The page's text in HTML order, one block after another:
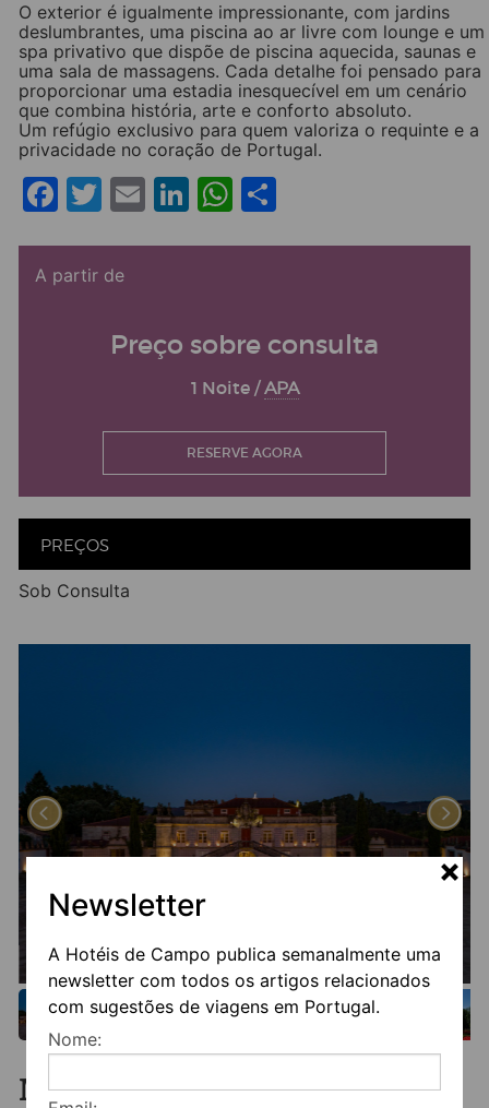
Newsletter
A Hotéis de Campo publica semanalmente uma
newsletter com todos os artigos relacionados
com sugestões de viagens em Portugal.
Nome:
O exterior é igualmente impressionante, com jardins
deslumbrantes, uma piscina ao ar livre com lounge e um
spa privativo que dispõe de piscina aquecida, saunas e
uma sala de massagens. Cada detalhe foi pensado para
proporcionar uma estadia inesquecível em um cenário
que combina história, arte e conforto absoluto.
Um refúgio exclusivo para quem valoriza o requinte e a
privacidade no coração de Portugal.
Facebook
Twitter
EmailLinkedIn
WhatsApp
A partir de
Preço sobre consulta
1 Noite /APA
RESERVE AGORA
PREÇOS
Sob Consulta
Mais informação